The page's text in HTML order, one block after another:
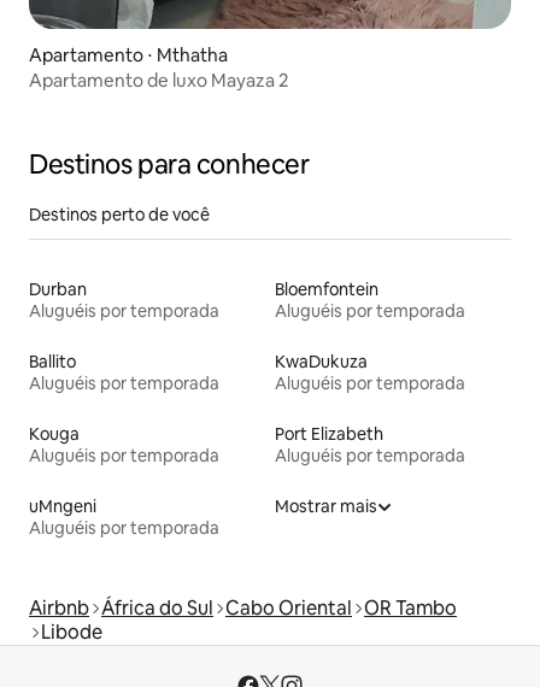
Apartamento ⋅ Mthatha
Apartamento de luxo Mayaza 2
Destinos para conhecer
Destinos perto de você
Durban
Aluguéis por temporada
Bloemfontein
Aluguéis por temporada
Ballito
Aluguéis por temporada
KwaDukuza
Aluguéis por temporada
Kouga
Aluguéis por temporada
Port Elizabeth
Aluguéis por temporada
uMngeni
Aluguéis por temporada
Mostrar mais
Airbnb África do Sul Cabo Oriental OR Tambo
Libode